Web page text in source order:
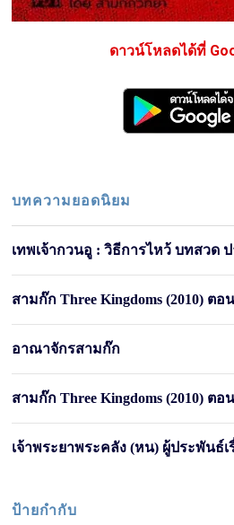
ดาวน์โหลดได้ที่
บทความยอดนิยม
เทพเจ้ากวนอู : วิธีการไหว้ บทสวด
สามก๊ก Three Kingdoms (2010) ตอ
อาณาจักรสามก๊ก
สามก๊ก Three Kingdoms (2010) ตอ
เจ้าพระยาพระคลัง (หน) ผู้ประพันธ์
ป้ายกำกับ